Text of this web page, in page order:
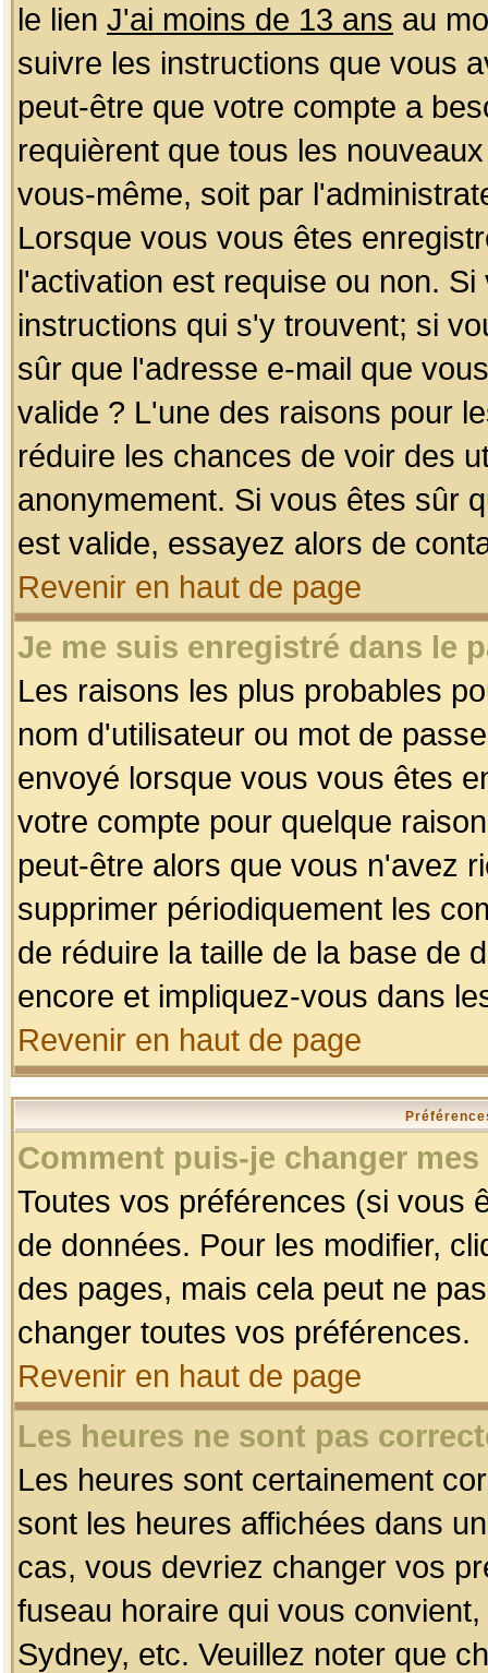
le lien J'ai moins de 13 ans au
suivre les instructions que vous
peut-être que votre compte a
requièrent que tous les
vous-même, soit par
Lorsque vous vous êtes
l'activation est requise ou non.
instructions qui s'y trouvent; si
sûr que l'adresse e-mail que
valide ? L'une des raisons pour
réduire les chances de voir des
anonymement. Si vous êtes sûr
est valide, essayez alors de
Revenir en haut de page
Je me suis enregistré dans le
Les raisons les plus probables
nom d'utilisateur ou mot de
envoyé lorsque vous vous êtes
votre compte pour quelque
peut-être alors que vous n'avez
supprimer périodiquement les
de réduire la taille de la base de
encore et impliquez-vous dans
Revenir en haut de page
Comment puis-je changer
Toutes vos préférences (si vous
de données. Pour les modifier,
des pages, mais cela peut ne
changer toutes vos préférences.
Revenir en haut de page
Les heures ne sont pas
Les heures sont certainement
sont les heures affichées dans
cas, vous devriez changer vos
fuseau horaire qui vous
Sydney, etc. Veuillez noter que